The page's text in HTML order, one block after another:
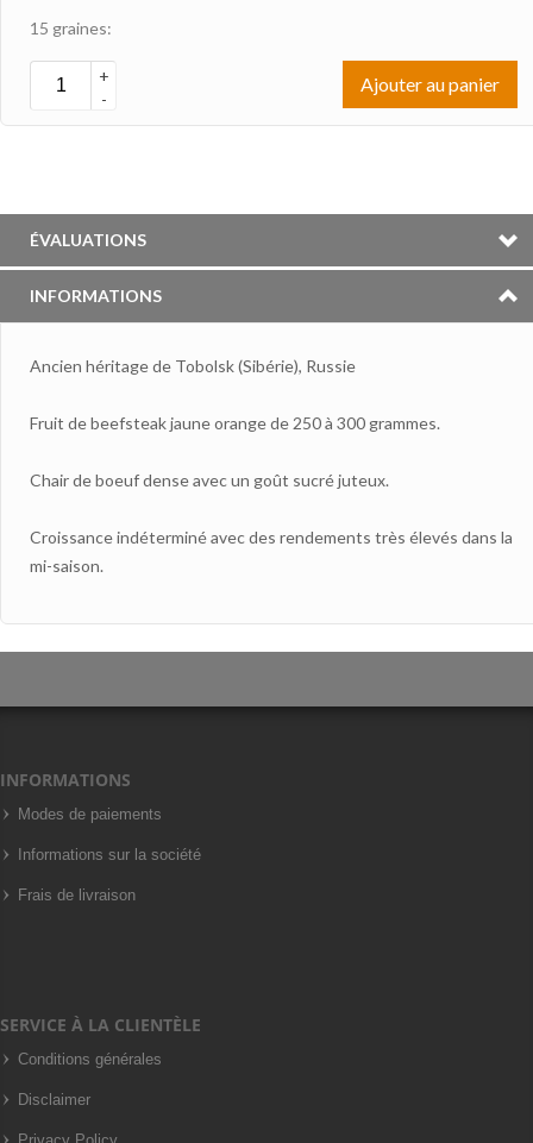
15 graines:
+
-
Ajouter au panier
ÉVALUATIONS
INFORMATIONS
Ancien héritage de Tobolsk (Sibérie), Russie
Fruit de beefsteak jaune orange de 250 à 300 grammes.
Chair de boeuf dense avec un goût sucré juteux.
Croissance indéterminé avec des rendements très élevés dans la
mi-saison.
INFORMATIONS
Modes de paiements
Informations sur la société
Frais de livraison
SERVICE À LA CLIENTÈLE
Conditions générales
Disclaimer